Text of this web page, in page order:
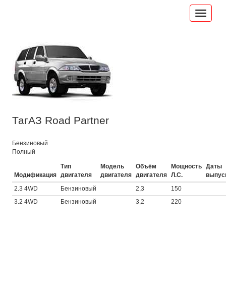
ТагАЗ Road Partner
Бензиновый
Полный
Модификация
Тип
двигателя
Модель
двигателя
Объём
двигателя
Мощность
Л.С.
Даты
2.3 4WD
Бензиновый 2,3
150
3.2 4WD
Бензиновый 3,2 220